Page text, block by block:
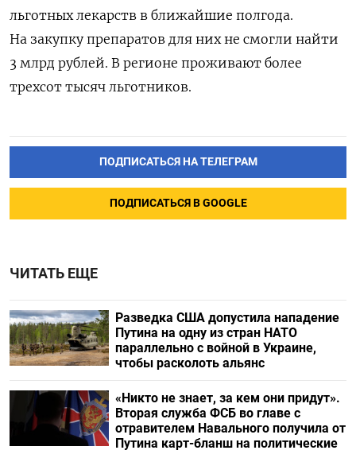
льготных лекарств в ближайшие полгода.
На закупку препаратов для них не смогли найти
3 млрд рублей. В регионе проживают более
трехсот тысяч льготников.
ПОДПИСАТЬСЯ НА ТЕЛЕГРАМ
ПОДПИСАТЬСЯ В GOOGLE
ЧИТАТЬ ЕЩЕ
Разведка США допустила нападение
Путина на одну из стран НАТО
параллельно с войной в Украине,
чтобы расколоть альянс
«Никто не знает, за кем они придут».
Вторая служба ФСБ во главе с
отравителем Навального получила от
Путина карт-бланш на политические